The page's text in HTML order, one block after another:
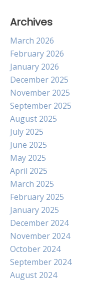
Archives
March 2026
February 2026
January 2026
December 2025
November 2025
September 2025
August 2025
July 2025
June 2025
May 2025
April 2025
March 2025
February 2025
January 2025
December 2024
November 2024
October 2024
September 2024
August 2024